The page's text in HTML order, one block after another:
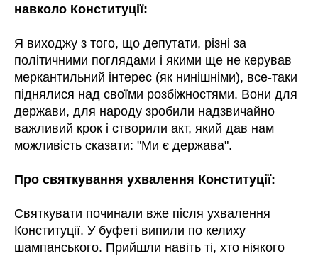
навколо Конституції:
Я виходжу з того, що депутати, різні за
політичними поглядами і якими ще не керував
меркантильний інтерес (як нинішніми), все-таки
піднялися над своїми розбіжностями. Вони для
держави, для народу зробили надзвичайно
важливий крок і створили акт, який дав нам
можливість сказати: "Ми є держава".
Про святкування ухвалення Конституції:
Святкувати починали вже після ухвалення
Конституції. У буфеті випили по келиху
шампанського. Прийшли навіть ті, хто ніякого